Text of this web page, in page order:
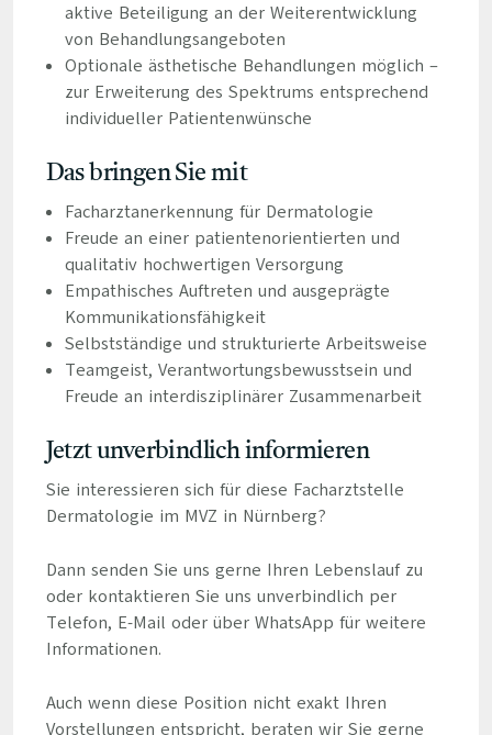
aktive Beteiligung an der Weiterentwicklung
von Behandlungsangeboten
Optionale ästhetische Behandlungen möglich –
zur Erweiterung des Spektrums entsprechend
individueller Patientenwünsche
Das bringen Sie mit
Facharztanerkennung für Dermatologie
Freude an einer patientenorientierten und
qualitativ hochwertigen Versorgung
Empathisches Auftreten und ausgeprägte
Kommunikationsfähigkeit
Selbstständige und strukturierte Arbeitsweise
Teamgeist, Verantwortungsbewusstsein und
Freude an interdisziplinärer Zusammenarbeit
Jetzt unverbindlich informieren
Sie interessieren sich für diese Facharztstelle
Dermatologie im MVZ in Nürnberg?
Dann senden Sie uns gerne Ihren Lebenslauf zu
oder kontaktieren Sie uns unverbindlich per
Telefon, E-Mail oder über WhatsApp für weitere
Informationen.
Auch wenn diese Position nicht exakt Ihren
Vorstellungen entspricht, beraten wir Sie gerne